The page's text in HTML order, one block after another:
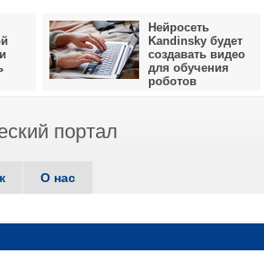
Нейросеть
Kandinsky будет
создавать видео
для обучения
роботов
портал
О нас